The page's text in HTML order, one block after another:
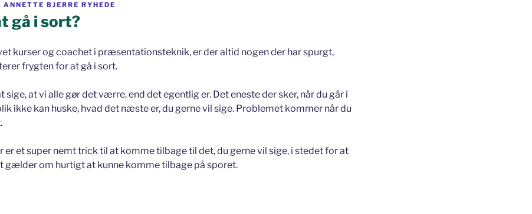
ANNETTE BJERRE RYHEDE
gå i sort?
kurser og coachet i præsentationsteknik, er der altid nogen der har spurgt,
frygten for at gå i sort.
sige, at vi alle gør det værre, end det egentlig er. Det eneste der sker, når du går i
ikke kan huske, hvad det næste er, du gerne vil sige. Problemet kommer når du
er et super nemt trick til at komme tilbage til det, du gerne vil sige, i stedet for at
gælder om hurtigt at kunne komme tilbage på sporet.